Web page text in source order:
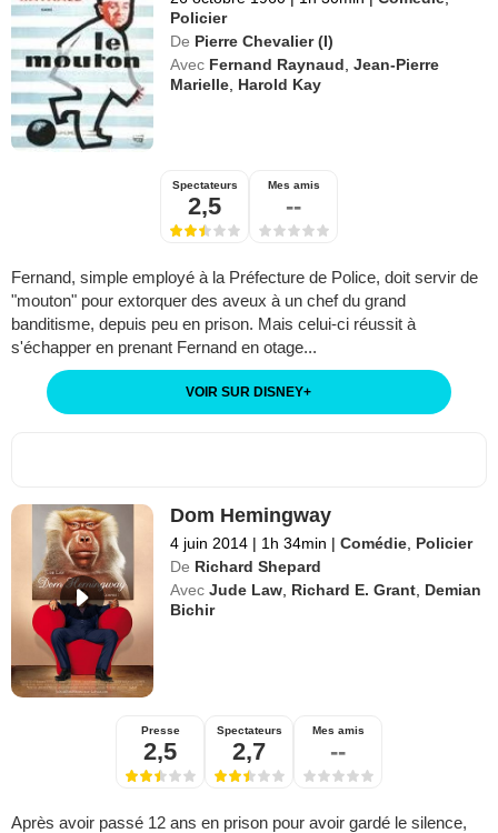
Policier
De Pierre Chevalier (I)
Avec Fernand Raynaud ,Jean-Pierre
Marielle Harold Kay
Spectateurs
2,5
Mes amis
--
Fernand, simple employé à la Préfecture de Police, doit servir de
"mouton" pour extorquer des aveux à un chef du grand
banditisme, depuis peu en prison. Mais celui-ci réussit à
s'échapper en prenant Fernand en otage...
VOIR SUR DISNEY+
Dom Hemingway
4 juin 2014 | 1h 34min | Comédie Policier
De Richard Shepard
Avec Jude Law Richard E. Grant Demian
Bichir
Presse
2,5
Spectateurs
2,7
Mes amis
--
Après avoir passé 12 ans en prison pour avoir gardé le silence,